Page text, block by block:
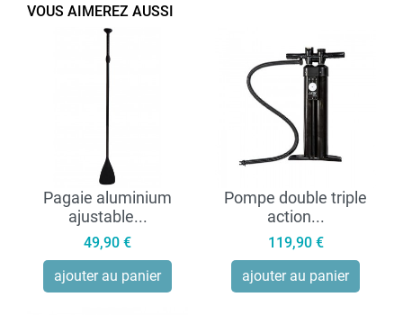
VOUS AIMEREZ AUSSI
Pagaie aluminium
ajustable...
Prix
49,90 €
ajouter au panier
Pompe double triple
action...
Prix
119,90 €
ajouter au panier